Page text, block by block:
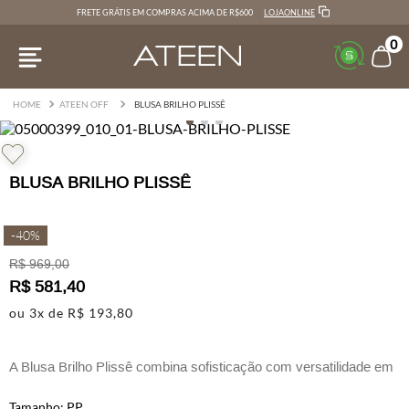
FRETE GRÁTIS EM COMPRAS ACIMA DE R$600 LOJAONLINE
0
ATEEN OFF BLUSA BRILHO PLISSÊ
BLUSA BRILHO PLISSÊ
-40%
R$ 969,00
R$ 581,40
ou 3x de R$ 193,80
A Blusa Brilho Plissê combina sofisticação com versatilidade em